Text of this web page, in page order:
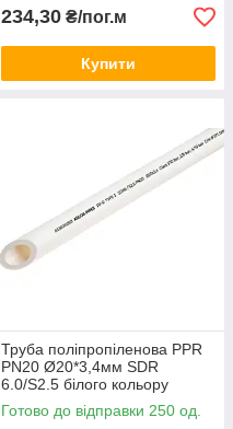
234,30 ₴/пог.м
Купити
Труба поліпропіленова PPR
PN20 Ø20*3,4мм SDR
6.0/S2.5 білого кольору
(кратно 4м.п.) Asco®
Готово до відправки 250 од.